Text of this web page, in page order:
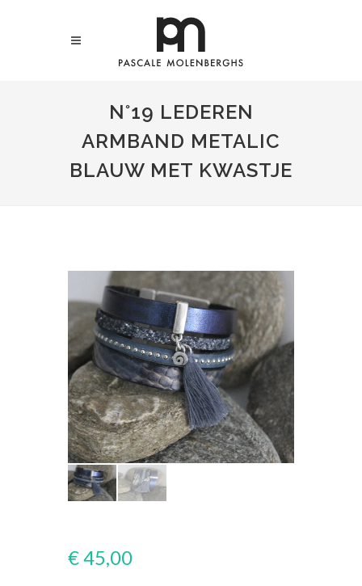
N°19 LEDEREN
ARMBAND METALIC
BLAUW MET KWASTJE
€ 45,00